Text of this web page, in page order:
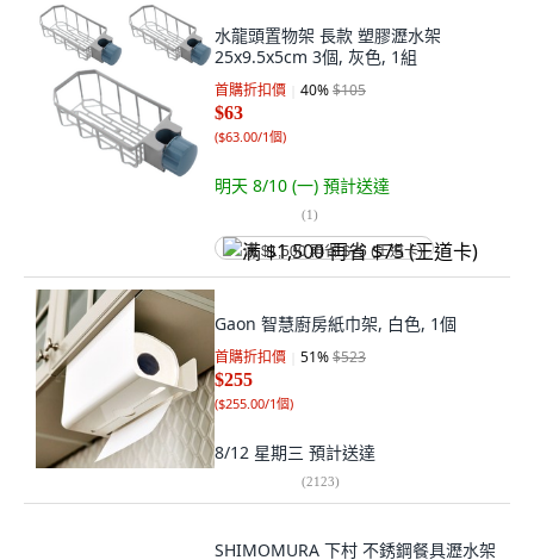
水龍頭置物架 長款 塑膠瀝水架
25x9.5x5cm 3個, 灰色, 1組
首購折扣價 40%$105
$63
($63.00/1個)
明天 8/10 (一) 預計送達
(1)
满 $1,500 再省 $75 (王道卡)
Gaon 智慧廚房紙巾架, 白色, 1個
首購折扣價 51%$523
$255
($255.00/1個)
8/12 星期三 預計送達
(2123)
SHIMOMURA 下村 不銹鋼餐具瀝水架